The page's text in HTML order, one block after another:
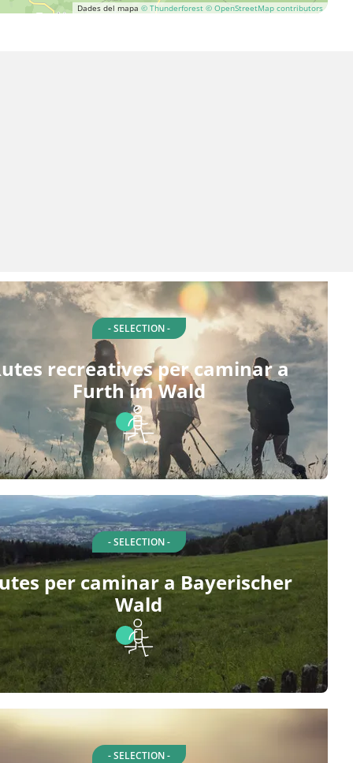
Dades del mapa © Thunderforest © OpenStreetMap contributors
- SELECTION -
recreatives per caminar a
Furth im Wald
- SELECTION -
per caminar a Bayerischer
Wald
- SELECTION -